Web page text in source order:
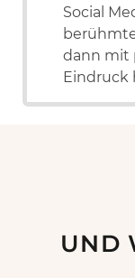
Social
dann mit
Eindruck
UND